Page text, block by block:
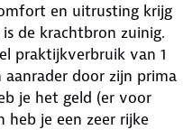
en uitrusting krijg
de krachtbron zuinig.
praktijkverbruik van 1
aanrader door zijn prima
je het geld (er voor
heb je een zeer rijke